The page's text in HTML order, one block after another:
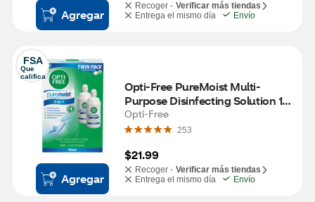
Agregar
Recoger - Verificar más tiendas
Entrega el mismo día
Envío
FSA
Que
califica
Agregar
Opti-Free PureMoist Multi-
Purpose Disinfecting Solution 10
OZ, 2CT
Opti-Free
253
$21.99
Recoger - Verificar más tiendas
Entrega el mismo día
Envío